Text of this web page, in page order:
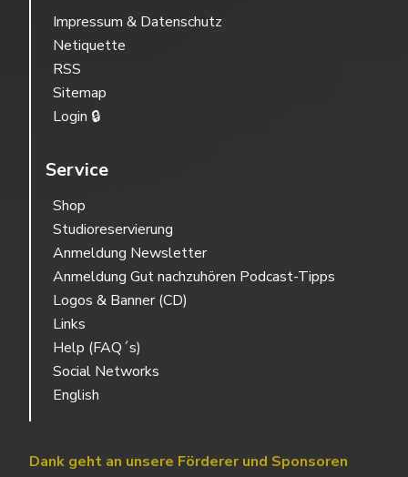
Impressum & Datenschutz
Netiquette
RSS
Sitemap
Login 🔒
Service
Shop
Studioreservierung
Anmeldung Newsletter
Anmeldung Gut nachzuhören Podcast-Tipps
Logos & Banner (CD)
Links
Help (FAQ´s)
Social Networks
English
Dank geht an unsere Förderer und Sponsoren